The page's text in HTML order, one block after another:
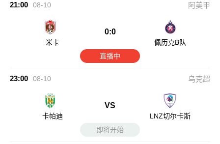
21:00 08-10 阿美甲
米卡
0:0
佩历克B队
直播中
23:00 08-10 乌克超
卡帕迪
VS
LNZ切尔卡斯
即将开始